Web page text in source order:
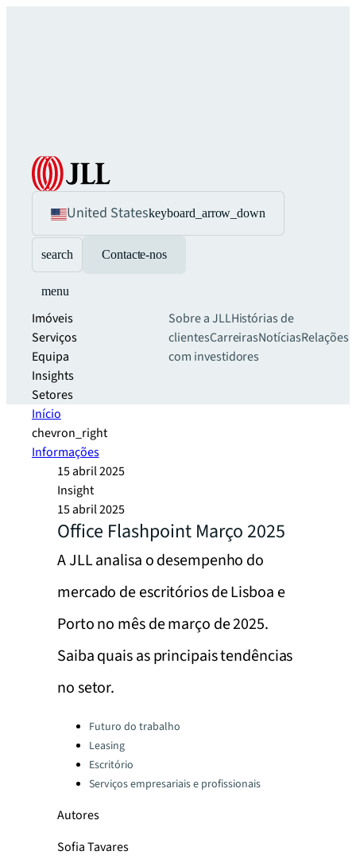
United Stateskeyboard_arrow_down
search Contacte-nos
menu
Imóveis
Serviços
Equipa
Insights
Setores
Sobre a JLLHistórias de
clientesCarreirasNotíciasRelações
com investidores
Início
chevron_right
Informações
15 abril 2025
Insight
15 abril 2025
Office Flashpoint Março 2025
A JLL analisa o desempenho do
mercado de escritórios de Lisboa e
Porto no mês de março de 2025.
Saiba quais as principais tendências
no setor.
Categories:Futuro do trabalho
Leasing
Escritório
Serviços empresariais e profissionais
Autores
Sofia Tavares